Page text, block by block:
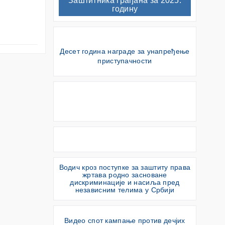
годину
Десет година награде за унапређење
приступачности
Водич кроз поступке за заштиту права
жртава родно засноване
дискриминације и насиља пред
независним телима у Србији
Видео спот кампање против дечјих